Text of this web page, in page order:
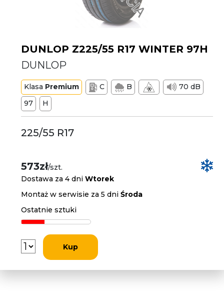
DUNLOP Z225/55 R17 WINTER 97H
DUNLOP
Klasa Premium C B
70 dB
97
H
225/55 R17
573zł/szt.
Dostawa za 4 dniWtorek
Montaż w serwisie za 5 dniŚroda
Ostatnie sztuki
Kup